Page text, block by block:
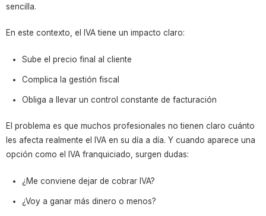
sencilla.
En este contexto, el IVA tiene un impacto claro:
Sube el precio final al cliente
Complica la gestión fiscal
Obliga a llevar un control constante de facturación
El problema es que muchos profesionales no tienen claro cuánto
les afecta realmente el IVA en su día a día. Y cuando aparece una
opción como el IVA franquiciado, surgen dudas:
¿Me conviene dejar de cobrar IVA?
¿Voy a ganar más dinero o menos?